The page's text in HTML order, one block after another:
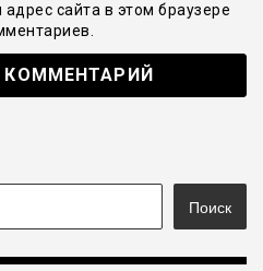
сайта в этом браузере
Поиск